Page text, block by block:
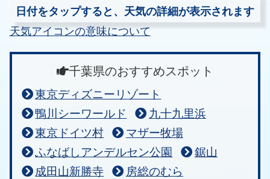
日付をタップすると、天気の詳細が表示されます
天気アイコンの意味について
千葉県のおすすめスポット
東京ディズニーリゾート
鴨川シーワールド
九十九里浜
東京ドイツ村
マザー牧場
ふなばしアンデルセン公園
鋸山
成田山新勝寺
房総のむら